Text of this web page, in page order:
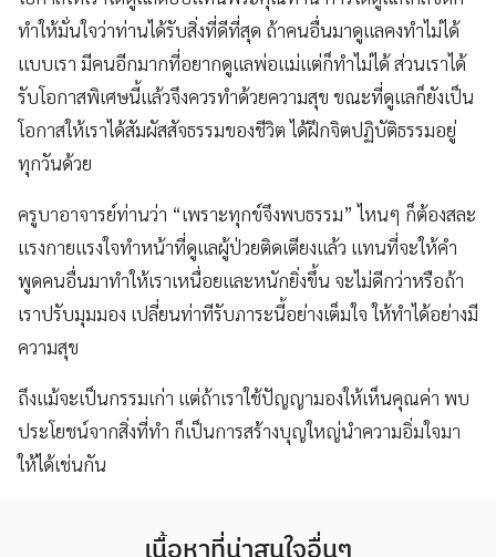
ทำให้มั่นใจว่าท่านได้รับสิ่งที่ดีที่สุด ถ้าคนอื่นมาดูแลคงทำไม่ได้
แบบเรา มีคนอีกมากที่อยากดูแลพ่อแม่แต่ก็ทำไม่ได้ ส่วนเราได้
รับโอกาสพิเศษนี้แล้วจึงควรทำด้วยความสุข ขณะที่ดูแลก็ยังเป็น
โอกาสให้เราได้สัมผัสสัจธรรมของชีวิต ได้ฝึกจิตปฏิบัติธรรมอยู่
ทุกวันด้วย
ครูบาอาจารย์ท่านว่า “เพราะทุกข์จึงพบธรรม” ไหนๆ ก็ต้องสละ
แรงกายแรงใจทำหน้าที่ดูแลผู้ป่วยติดเตียงแล้ว แทนที่จะให้คำ
พูดคนอื่นมาทำให้เราเหนื่อยและหนักยิ่งขึ้น จะไม่ดีกว่าหรือถ้า
เราปรับมุมมอง เปลี่ยนท่าทีรับภาระนี้อย่างเต็มใจ ให้ทำได้อย่างมี
ความสุข
ถึงแม้จะเป็นกรรมเก่า แต่ถ้าเราใช้ปัญญามองให้เห็นคุณค่า พบ
ประโยชน์จากสิ่งที่ทำ ก็เป็นการสร้างบุญใหญ่นำความอิ่มใจมา
ให้ได้เช่นกัน
เนื้อหาที่น่าสนใจอื่นๆ